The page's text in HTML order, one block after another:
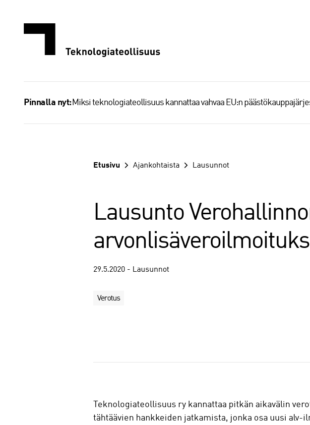
Pinnalla nyt: Miksi teknologiateollisuus kannattaa vahvaa EU:n
Etusivu Ajankohtaista Lausunnot
Lausunto
29.5.2020 - Lausunnot
Verotus
a
Teknologiateollisuus ry kannattaa pitkän aikavälin
tähtäävien hankkeiden jatkamista, jonka osa uusi